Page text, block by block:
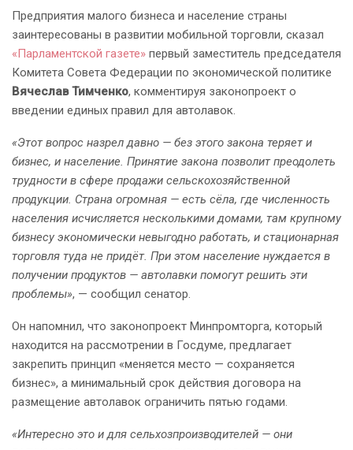
Предприятия малого бизнеса и население страны
заинтересованы в развитии мобильной торговли, сказал
«Парламентской газете» первый заместитель председателя
Комитета Совета Федерации по экономической политике
Вячеслав Тимченко, комментируя законопроект о
введении единых правил для автолавок.
«Этот вопрос назрел давно — без этого закона теряет и
бизнес, и население. Принятие закона позволит преодолеть
трудности в сфере продажи сельскохозяйственной
продукции. Страна огромная — есть сёла, где численность
населения исчисляется несколькими домами, там крупному
бизнесу экономически невыгодно работать, и стационарная
торговля туда не придёт. При этом население нуждается в
получении продуктов — автолавки помогут решить эти
проблемы», — сообщил сенатор.
Он напомнил, что законопроект Минпромторга, который
находится на рассмотрении в Госдуме, предлагает
закрепить принцип «меняется место — сохраняется
бизнес», а минимальный срок действия договора на
размещение автолавок ограничить пятью годами.
«Интересно это и для сельхозпроизводителей — они